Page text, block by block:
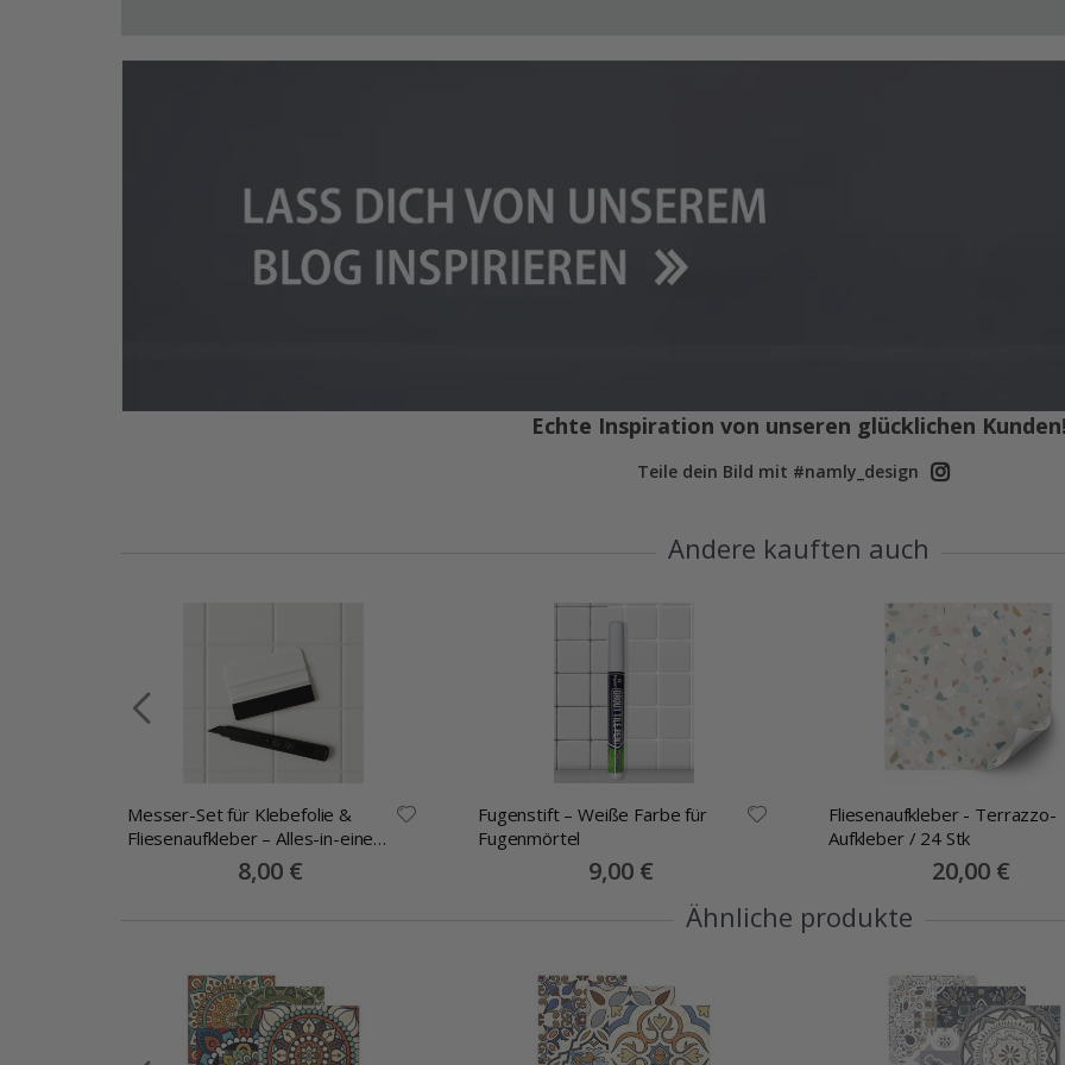
Echte Inspiration von unseren glücklichen
Teile dein Bild mit #namly_design
Andere kauften auch
Messer-Set für Klebefolie &
Fliesenaufkleber – Alles-in-einem
Special
Price
8,00 €
Fugenstift – Weiße Farbe für
Fugenmörtel
Special
Price
9,00 €
Fliesenaufkleber - Terrazzo-
Aufkleber / 24 Stk
Special
Price
20,00 €
Ähnliche produkte